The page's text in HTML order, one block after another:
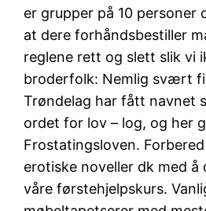
er grupper på 10 personer
at dere forhåndsbestiller
reglene rett og slett slik vi
broderfolk: Nemlig svært
Trøndelag har fått navnet
ordet for lov – log, og her
Frostatingsloven.
erotiske noveller dk med å
våre førstehjelpskurs.